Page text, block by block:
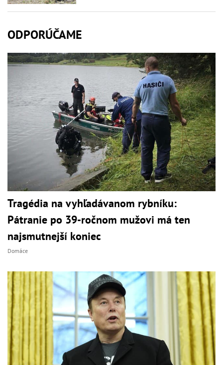
ODPORÚČAME
Tragédia na vyhľadávanom rybníku:
Pátranie po 39-ročnom mužovi má ten
najsmutnejší koniec
Domáce